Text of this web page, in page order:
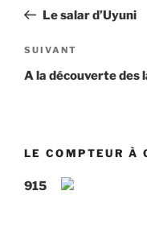
l’article
précédent
Le salar d’Uyuni
Article
suivant
SUIVANT
A la découverte des
LE COMPTEUR À
915